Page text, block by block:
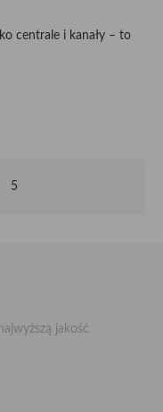
centrale i kanały – to
5
jakość